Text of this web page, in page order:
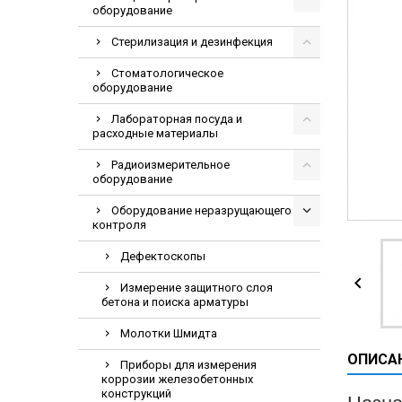
Инкубаторы
ИФА-
Коагулометрия
Рентгеновские
Тракционные
оборудование
Стерилизация и дезинфекция
Стоматологическое
оборудование
Лабораторная посуда и
расходные материалы
Радиоизмерительное
оборудование
Оборудование неразрущающего
контроля
Дефектоскопы
Измерение защитного слоя
бетона и поиска арматуры
Молотки Шмидта
Приборы для измерения
коррозии железобетонных
конструкций
